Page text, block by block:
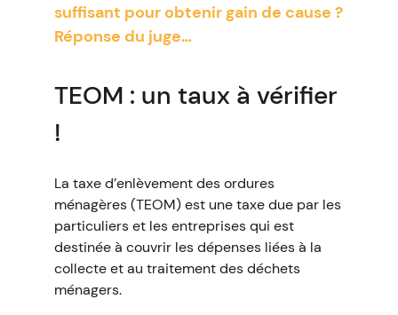
suffisant pour obtenir gain de cause ?
Réponse du juge…
TEOM : un taux à vérifier
!
La taxe d’enlèvement des ordures
ménagères (TEOM) est une taxe due par les
particuliers et les entreprises qui est
destinée à couvrir les dépenses liées à la
collecte et au traitement des déchets
ménagers.